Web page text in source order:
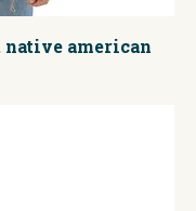
american